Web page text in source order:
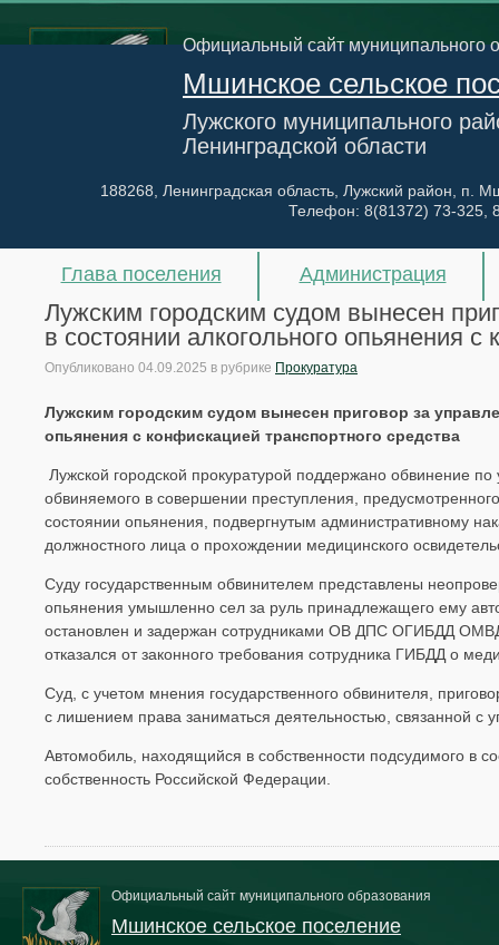
Официальный сайт муниципального
Мшинское сельское
Лужского муниципального
Ленинградской области
188268, Ленинградская область, Лужский район, п.
Телефон: 8(81372) 73-325,
Глава поселения Администрация
Лужским городским судом вынесен
в состоянии алкогольного опьянения
Опубликовано 04.09.2025 в рубрике Прокуратура
Лужским городским судом вынесен приговор за
опьянения с конфискацией транспортного средства
Лужской городской прокуратурой поддержано обвинение
обвиняемого в совершении преступления,
состоянии опьянения, подвергнутым административному
должностного лица о прохождении медицинского
Суду государственным обвинителем представлены
опьянения умышленно сел за руль принадлежащего ему
остановлен и задержан сотрудниками ОВ ДПС ОГИБДД
отказался от законного требования сотрудника ГИБДД о
Суд, с учетом мнения государственного обвинителя,
с лишением права заниматься деятельностью, связанной
Автомобиль, находящийся в собственности подсудимого в
собственность Российской Федерации.
Официальный сайт муниципального образования
Мшинское сельское поселение